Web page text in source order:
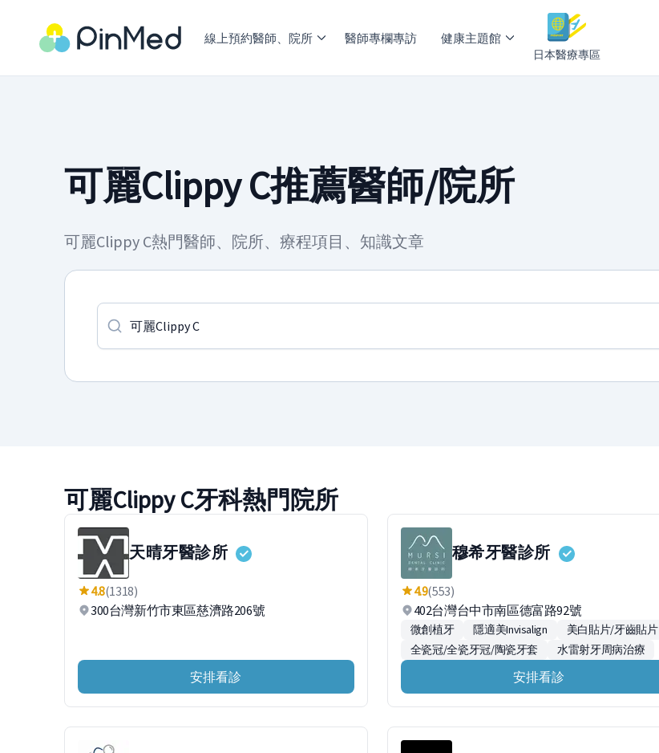
線上預約醫師、院所 醫師專欄專訪 健康主題館
日本醫療專區
可麗Clippy C推薦醫師/院所
可麗Clippy C熱門醫師、院所、療程項目、知識文章
可麗Clippy C牙科熱門院所
天晴牙醫診所
4.8(1318)
300台灣新竹市東區慈濟路206號
安排看診
穆希牙醫診所
4.9(553)
402台灣台中市南區德富路92號
微創植牙 隱適美Invisalign
美白貼片/牙齒貼片
全瓷冠/全瓷牙冠/陶瓷牙套
水雷射牙周病治療
安排看診